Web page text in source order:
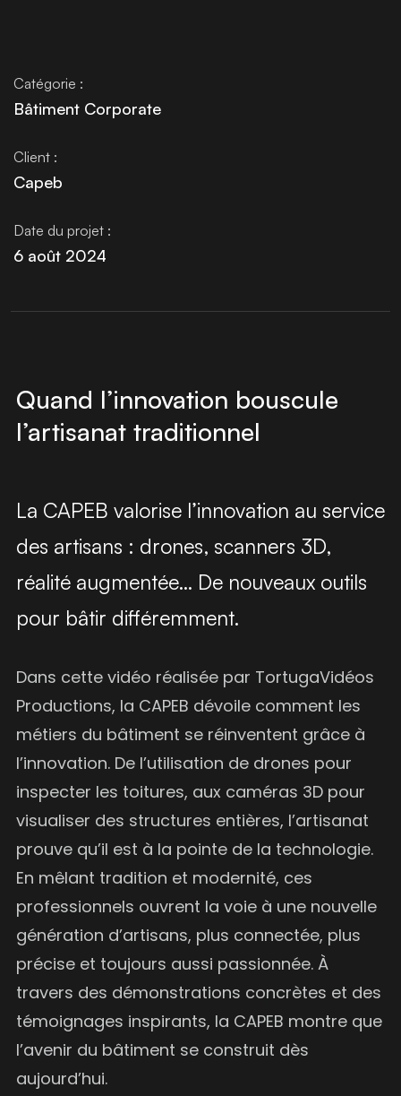
Catégorie :
Bâtiment Corporate
Client :
Capeb
Date du projet :
6 août 2024
Quand l’innovation bouscule
l’artisanat traditionnel
La CAPEB valorise l’innovation au service
des artisans : drones, scanners 3D,
réalité augmentée… De nouveaux outils
pour bâtir différemment.
Dans cette vidéo réalisée par TortugaVidéos
Productions, la CAPEB dévoile comment les
métiers du bâtiment se réinventent grâce à
l’innovation. De l’utilisation de drones pour
inspecter les toitures, aux caméras 3D pour
visualiser des structures entières, l’artisanat
prouve qu’il est à la pointe de la technologie.
En mêlant tradition et modernité, ces
professionnels ouvrent la voie à une nouvelle
génération d’artisans, plus connectée, plus
précise et toujours aussi passionnée. À
travers des démonstrations concrètes et des
témoignages inspirants, la CAPEB montre que
l’avenir du bâtiment se construit dès
aujourd’hui.